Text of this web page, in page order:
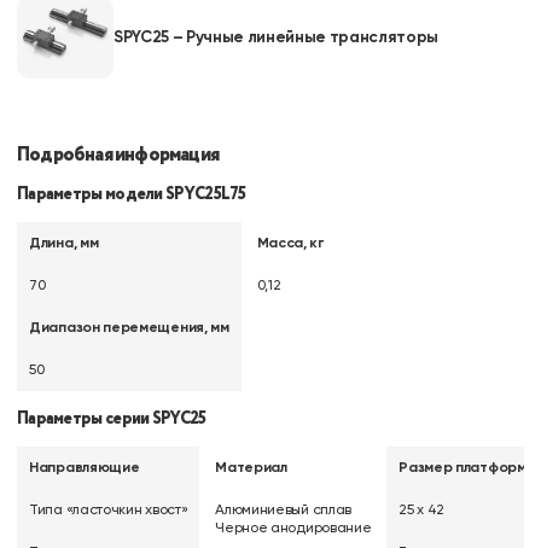
SPYC25 – Ручные линейные трансляторы
Подробная информация
Параметры модели SPYС25L75
Длина, мм
70
Диапазон перемещения, мм
50
Масса, кг
0,12
Параметры серии SPYC25
Направляющие
Типа «ласточкин хвост»
Материал
Алюминиевый сплав
Черное анодирование
Размер
25 х 42